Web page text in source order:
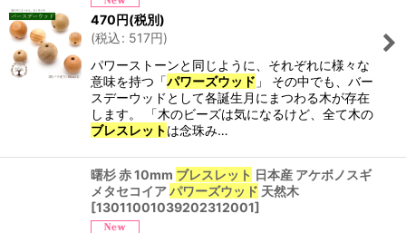
470円(税別)
(税込: 517円)
パワーストーンと同じように、それぞれに様々な
意味を持つ「パワーズウッド 」 その中でも、バー
スデーウッドとして各誕生月にまつわる木が存在
します。 「木のビーズは気になるけど、全て木の
ブレスレットは念珠み…
曙杉 赤 10mm ブレスレット 日本産 アケボノスギ
メタセコイアパワーズウッド 天然木
[13011001039202312001]